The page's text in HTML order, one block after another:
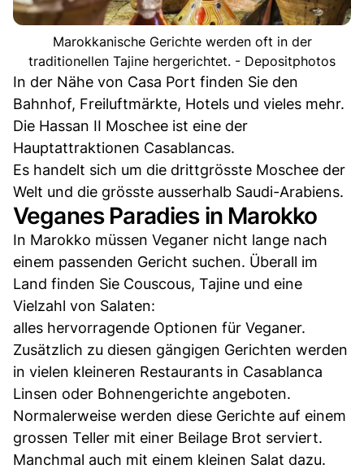
Marokkanische Gerichte werden oft in der
traditionellen Tajine hergerichtet. - Depositphotos
In der Nähe von Casa Port finden Sie den
Bahnhof, Freiluftmärkte, Hotels und vieles mehr.
Die Hassan II Moschee ist eine der
Hauptattraktionen Casablancas.
Es handelt sich um die drittgrösste Moschee der
Welt und die grösste ausserhalb Saudi-Arabiens.
Veganes Paradies in Marokko
In Marokko müssen Veganer nicht lange nach
einem passenden Gericht suchen. Überall im
Land finden Sie Couscous, Tajine und eine
Vielzahl von Salaten:
alles hervorragende Optionen für Veganer.
Zusätzlich zu diesen gängigen Gerichten werden
in vielen kleineren Restaurants in Casablanca
Linsen oder Bohnengerichte angeboten.
Normalerweise werden diese Gerichte auf einem
grossen Teller mit einer Beilage Brot serviert.
Manchmal auch mit einem kleinen Salat dazu.